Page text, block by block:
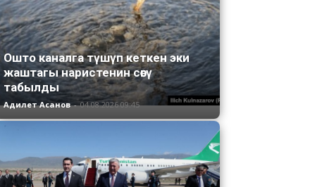
Ошто каналга түшүп кеткен эки
жаштагы наристенин сөөгү
табылды
Адилет Асанов - 04.08.2026 09:45